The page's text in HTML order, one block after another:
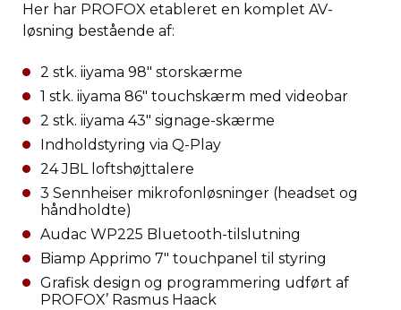
Her har PROFOX etableret en komplet AV-
løsning bestående af:
2 stk. iiyama 98″ storskærme
1 stk. iiyama 86″ touchskærm med videobar
2 stk. iiyama 43″ signage-skærme
Indholdstyring via Q-Play
24 JBL loftshøjttalere
3 Sennheiser mikrofonløsninger (headset og
håndholdte)
Audac WP225 Bluetooth-tilslutning
Biamp Apprimo 7″ touchpanel til styring
Grafisk design og programmering udført af
PROFOX’ Rasmus Haack